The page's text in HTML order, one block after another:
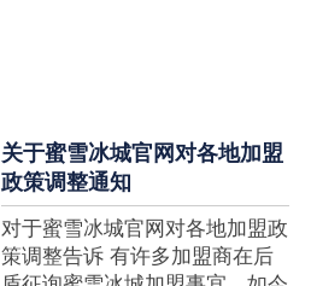
关于蜜雪冰城官网对各地加盟
政策调整通知
对于蜜雪冰城官网对各地加盟政
策调整告诉 有许多加盟商在后